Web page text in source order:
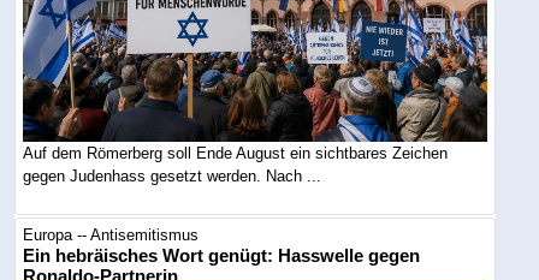
Auf dem Römerberg soll Ende August ein sichtbares Zeichen
gegen Judenhass gesetzt werden. Nach ...
Europa -- Antisemitismus
Ein hebräisches Wort genügt: Hasswelle gegen